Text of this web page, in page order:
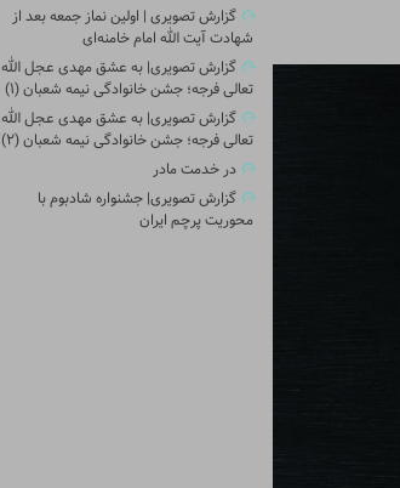
گزارش تصویری | اولین نماز جمعه بعد از
شهادت آیت الله امام خامنه‌ای
گزارش تصویری| به عشق مهدی عجل الله
تعالی فرجه؛ جشن خانوادگی نیمه شعبان (۱)
گزارش تصویری| به عشق مهدی عجل الله
تعالی فرجه؛ جشن خانوادگی نیمه شعبان (۲)
در خدمت مادر
گزارش تصویری| جشنواره شادبوم با
محوریت پرچم ایران